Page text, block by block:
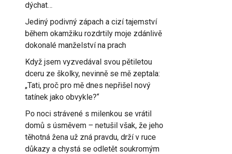
dýchat…
Jediný podivný zápach a cizí tajemství
během okamžiku rozdrtily moje zdánlivě
dokonalé manželství na prach
Když jsem vyzvedával svou pětiletou
dceru ze školky, nevinně se mě zeptala:
„Tati, proč pro mě dnes nepřišel nový
tatínek jako obvykle?“
Po noci strávené s milenkou se vrátil
domů s úsměvem – netušil však, že jeho
těhotná žena už zná pravdu, drží v ruce
důkazy a chystá se odletět soukromým